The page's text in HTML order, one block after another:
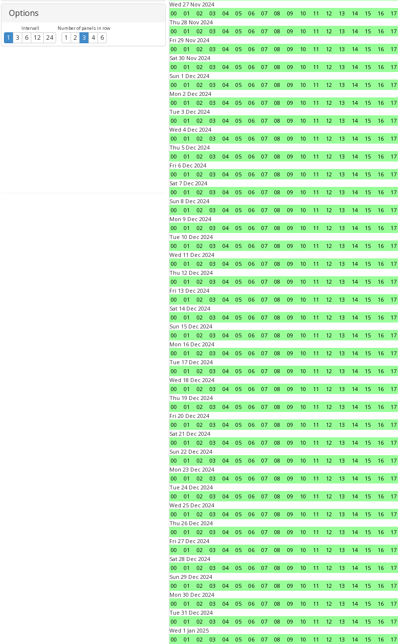
Options
Intervall
1 3 6 12 24
Number of panels in row
1 2 3 4 6
Wed 27 Nov 2024
00
01 02 03 04 05 06 07 08 09 10 11 12 13 14 15 16 17
Thu 28 Nov 2024
00
01 02 03 04 05 06 07 08 09 10 11 12 13 14 15 16 17
Fri 29 Nov 2024
00
01 02 03 04 05 06 07 08 09 10 11 12 13 14 15 16 17
Sat 30 Nov 2024
00
01 02 03 04 05 06 07 08 09 10 11 12 13 14 15 16 17
Sun 1 Dec 2024
00
01 02 03 04 05 06 07 08 09 10 11 12 13 14 15 16 17
Mon 2 Dec 2024
00
01 02 03 04 05 06 07 08 09 10 11 12 13 14 15 16 17
Tue 3 Dec 2024
00
01 02 03 04 05 06 07 08 09 10 11 12 13 14 15 16 17
Wed 4 Dec 2024
00
01 02 03 04 05 06 07 08 09 10 11 12 13 14 15 16 17
Thu 5 Dec 2024
00
01 02 03 04 05 06 07 08 09 10 11 12 13 14 15 16 17
Fri 6 Dec 2024
00
01 02 03 04 05 06 07 08 09 10 11 12 13 14 15 16 17
Sat 7 Dec 2024
00
01 02 03 04 05 06 07 08 09 10 11 12 13 14 15 16 17
Sun 8 Dec 2024
00
01 02 03 04 05 06 07 08 09 10 11 12 13 14 15 16 17
Mon 9 Dec 2024
00
01 02 03 04 05 06 07 08 09 10 11 12 13 14 15 16 17
Tue 10 Dec 2024
00
01 02 03 04 05 06 07 08 09 10 11 12 13 14 15 16 17
Wed 11 Dec 2024
00
01 02 03 04 05 06 07 08 09 10 11 12 13 14 15 16 17
Thu 12 Dec 2024
00
01 02 03 04 05 06 07 08 09 10 11 12 13 14 15 16 17
Fri 13 Dec 2024
00
01 02 03 04 05 06 07 08 09 10 11 12 13 14 15 16 17
Sat 14 Dec 2024
00
01 02 03 04 05 06 07 08 09 10 11 12 13 14 15 16 17
Sun 15 Dec 2024
00
01 02 03 04 05 06 07 08 09 10 11 12 13 14 15 16 17
Mon 16 Dec 2024
00
01 02 03 04 05 06 07 08 09 10 11 12 13 14 15 16 17
Tue 17 Dec 2024
00
01 02 03 04 05 06 07 08 09 10 11 12 13 14 15 16 17
Wed 18 Dec 2024
00
01 02 03 04 05 06 07 08 09 10 11 12 13 14 15 16 17
Thu 19 Dec 2024
00
01 02 03 04 05 06 07 08 09 10 11 12 13 14 15 16 17
Fri 20 Dec 2024
00
01 02 03 04 05 06 07 08 09 10 11 12 13 14 15 16 17
Sat 21 Dec 2024
00
01 02 03 04 05 06 07 08 09 10 11 12 13 14 15 16 17
Sun 22 Dec 2024
00
01 02 03 04 05 06 07 08 09 10 11 12 13 14 15 16 17
Mon 23 Dec 2024
00
01 02 03 04 05 06 07 08 09 10 11 12 13 14 15 16 17
Tue 24 Dec 2024
00
01 02 03 04 05 06 07 08 09 10 11 12 13 14 15 16 17
Wed 25 Dec 2024
00
01 02 03 04 05 06 07 08 09 10 11 12 13 14 15 16 17
Thu 26 Dec 2024
00
01 02 03 04 05 06 07 08 09 10 11 12 13 14 15 16 17
Fri 27 Dec 2024
00
01 02 03 04 05 06 07 08 09 10 11 12 13 14 15 16 17
Sat 28 Dec 2024
00
01 02 03 04 05 06 07 08 09 10 11 12 13 14 15 16 17
Sun 29 Dec 2024
00
01 02 03 04 05 06 07 08 09 10 11 12 13 14 15 16 17
Mon 30 Dec 2024
00
01 02 03 04 05 06 07 08 09 10 11 12 13 14 15 16 17
Tue 31 Dec 2024
00
01 02 03 04 05 06 07 08 09 10 11 12 13 14 15 16 17
Wed 1 Jan 2025
00
01 02 03 04 05 06 07 08 09 10 11 12 13 14 15 16 17